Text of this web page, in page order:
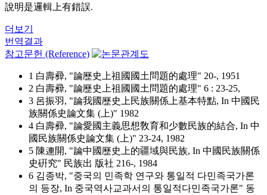
說明是邏輯上有錯誤.
더보기
번역결과
참고문헌 (Reference)
1 白壽彛, "論歷史上祖國國土問題的處理" 20-, 1951
2 白壽彛, "論歷史上祖國國土問題的處理" 6 : 23-25,
3 呂振羽, "論我國歷史上民族關係上基本特點, In 中國民
族關係史論文集 (上)" 1982
4 白壽彛, "論愛國主義思想敎育和少數民族的結合, In 中
國民族關係史論文集 (上)" 23-24, 1982
5 陳連開, "論中國歷史上的疆域與民族, In 中國民族關係
史硏究" 民族出 版社 216-, 1984
6 김종박, "중국의 민족학 연구와 통일적 다민족국가론
의 등장, In 중국역사교과서의 통일적다민족국가론" 동